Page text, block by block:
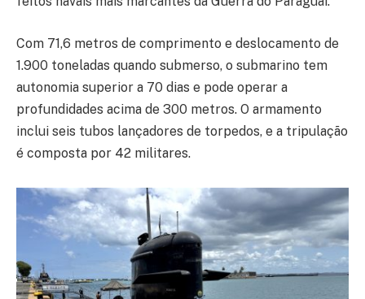
Com 71,6 metros de comprimento e deslocamento de
1.900 toneladas quando submerso, o submarino tem
autonomia superior a 70 dias e pode operar a
profundidades acima de 300 metros. O armamento
inclui seis tubos lançadores de torpedos, e a tripulação
é composta por 42 militares.